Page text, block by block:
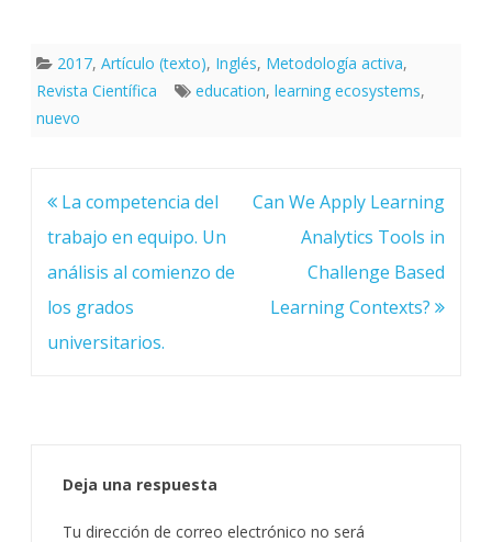
2017, Artículo (texto), Inglés, Metodología activa,
Revista Científica
education, learning ecosystems,
nuevo
Navegación
de
entradas
La competencia del
trabajo en equipo. Un
análisis al comienzo de
los grados
universitarios.
Can We Apply Learning
Analytics Tools in
Challenge Based
Learning Contexts?
Deja una respuesta
Tu dirección de correo electrónico no será